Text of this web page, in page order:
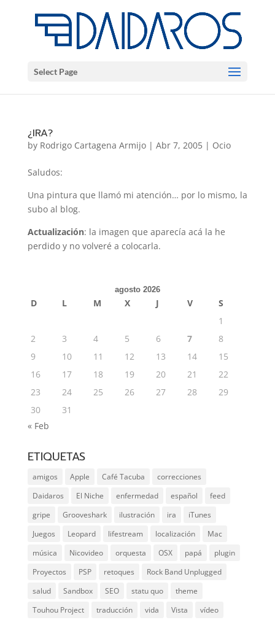
Select Page
¿IRA?
by Rodrigo Cartagena Armijo| Abr 7, 2005| Ocio
Saludos:
Una pintura que llamó mi atención… por lo mismo, la
subo al blog.
Actualización: la imagen que aparecía acá la he
perdido y no volveré a colocarla.
agosto 2026
D L M X J V
S
1
2
3 4 5 6 7
8
9
10 11 12 13 14
15
16
17 18 19 20 21
22
23
24 25 26 27 28
29
30
31
« Feb
ETIQUETAS
amigos Apple Café Tacuba
correcciones
Daidaros
El Niche enfermedad español
feed
gripe
Grooveshark ilustración ira
iTunes
Juegos
Leopard lifestream localización
Mac
música
Nicovideo orquesta OSX papá
plugin
Proyectos
PSP retoques
Rock Band Unplugged
salud
Sandbox SEO statu quo
theme
Touhou Project
traducción vida Vista
vídeo